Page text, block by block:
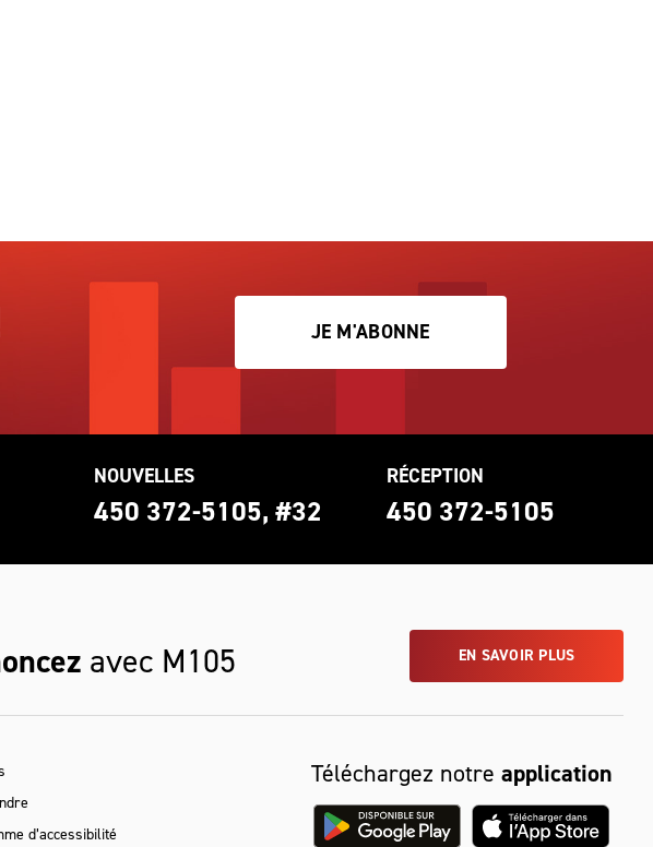
JE M'ABONNE
NOUVELLES
450 372-5105, #32
RÉCEPTION
450 372-5105
avec M105 EN SAVOIR PLUS
d’accessibilité
Téléchargez notre application